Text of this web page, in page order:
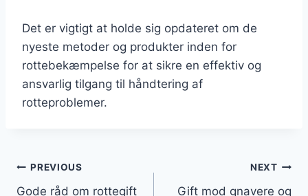
Det er vigtigt at holde sig opdateret om de
nyeste metoder og produkter inden for
rottebekæmpelse for at sikre en effektiv og
ansvarlig tilgang til håndtering af
rotteproblemer.
Indlægsnavigation
PREVIOUS
Gode råd om rottegift
NEXT
Gift mod gnavere og